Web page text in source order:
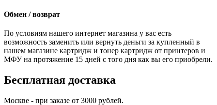
Обмен / возврат
По условиям нашего интернет магазина у вас есть
возможность заменить или вернуть деньги за купленный в
нашем магазине картридж и тонер картридж от принтеров и
МФУ на протяжение 15 дней с того дня как вы его приобрели.
Бесплатная доставка
Москве - при заказе от 3000 рублей.